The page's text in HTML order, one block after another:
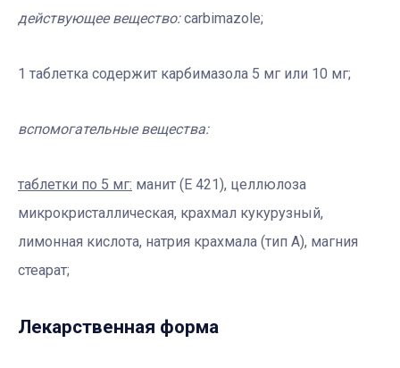
действующее вещество:carbimazole;
1 таблетка содержит карбимазола 5 мг или 10 мг;
вспомогательные вещества:
таблетки по 5 мг: манит (Е 421), целлюлоза
микрокристаллическая, крахмал кукурузный,
лимонная кислота, натрия крахмала (тип А), магния
стеарат;
Лекарственная форма